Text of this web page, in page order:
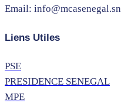
Email: info@mcasenegal.sn
Liens Utiles
PSE
PRESIDENCE SENEGAL
MPE